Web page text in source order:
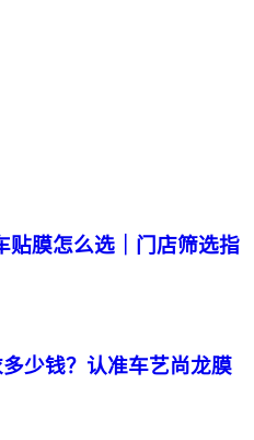
贴膜怎么选｜门店筛选指
少钱？认准车艺尚龙膜